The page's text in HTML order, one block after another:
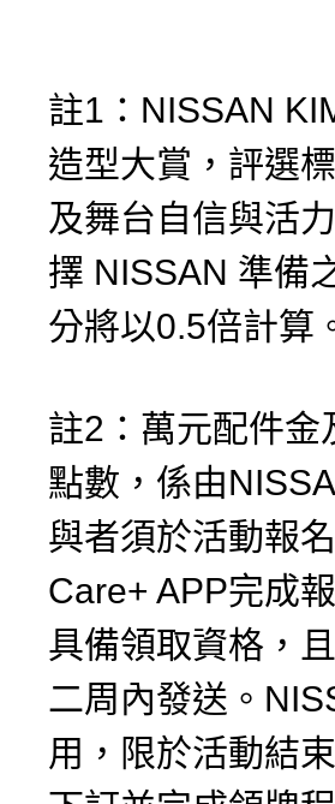
註1：NISSAN
造型大賞，評選
及舞台自信與活
擇 NISSAN 準備
分將以0.5倍計算
註2：萬元配件金
點數，係由
與者須於活動報
Care+ APP完成
具備領取資格，
二周內發送。
用，限於活動結